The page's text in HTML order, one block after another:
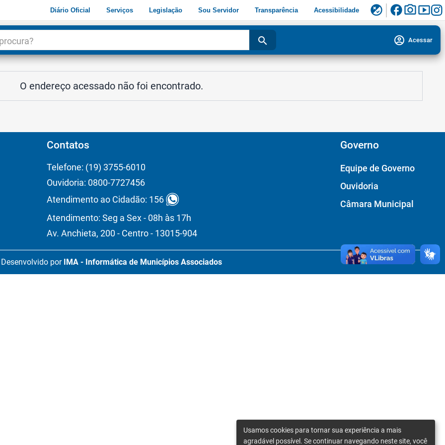
Diário Oficial Serviços Legislação Sou Servidor Transparência Acessibilidade flaky facebookphoto_camerasmart_display
search account_circle Acessar
O endereço acessado não foi encontrado.
Contatos
Telefone: (19) 3755-6010
Ouvidoria: 0800-7727456
Atendimento ao Cidadão: 156
Atendimento: Seg a Sex - 08h às 17h
Av. Anchieta, 200 - Centro - 13015-904
Governo
Equipe de Governo
Ouvidoria
Câmara Municipal
Desenvolvido por IMA - Informática de Municípios Associados
Usamos cookies para tornar sua experiência a mais
agradável possível. Se continuar navegando neste site, você